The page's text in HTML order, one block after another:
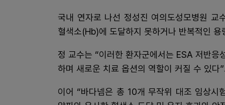
국내 연자로 나선 정성진 여의도성모병원
혈색소(Hb)에 도달하지 못하거나 반복적인
정 교수는 “이러한 환자군에서는 ESA 저반
하며 새로운 치료 옵션의 역할이 커질 수 있다
이어 “바다넴은 총 10개 무작위 대조 임상시